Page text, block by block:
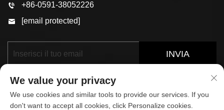
+86-0591-38052226
[email protected]
INVIA
We value your privacy
We use cookies and similar tools to provide our services. If you
don't want to accept all cookies, click Personalize cookies.